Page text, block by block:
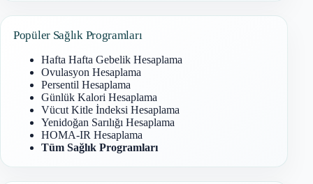
Popüler Sağlık Programları
Hafta Hafta Gebelik Hesaplama
Ovulasyon Hesaplama
Persentil Hesaplama
Günlük Kalori Hesaplama
Vücut Kitle İndeksi Hesaplama
Yenidoğan Sarılığı Hesaplama
HOMA-IR Hesaplama
Tüm Sağlık Programları